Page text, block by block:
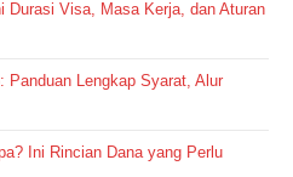
Durasi Visa, Masa Kerja, dan Aturan
Panduan Lengkap Syarat, Alur
Ini Rincian Dana yang Perlu